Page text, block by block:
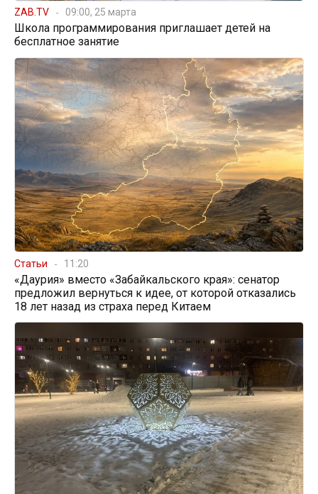
ZAB.TV 09:00, 25 марта
Школа программирования приглашает детей на
бесплатное занятие
Статьи 11:20
«Даурия» вместо «Забайкальского края»: сенатор
предложил вернуться к идее, от которой отказались
18 лет назад из страха перед Китаем